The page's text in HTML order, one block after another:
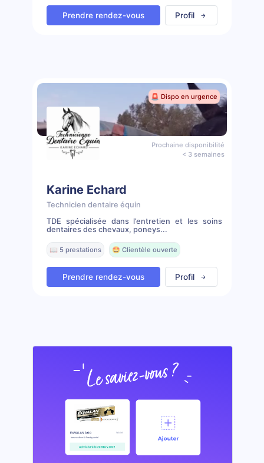
Prendre rendez-vous Profil
🚨 Dispo en urgence
Prochaine disponibilité
< 3 semaines
Karine Echard
Technicien dentaire équin
TDE spécialisée dans l’entretien et les soins
dentaires des chevaux, poneys...
📖 5 prestations 🤩 Clientèle ouverte
Prendre rendez-vous Profil